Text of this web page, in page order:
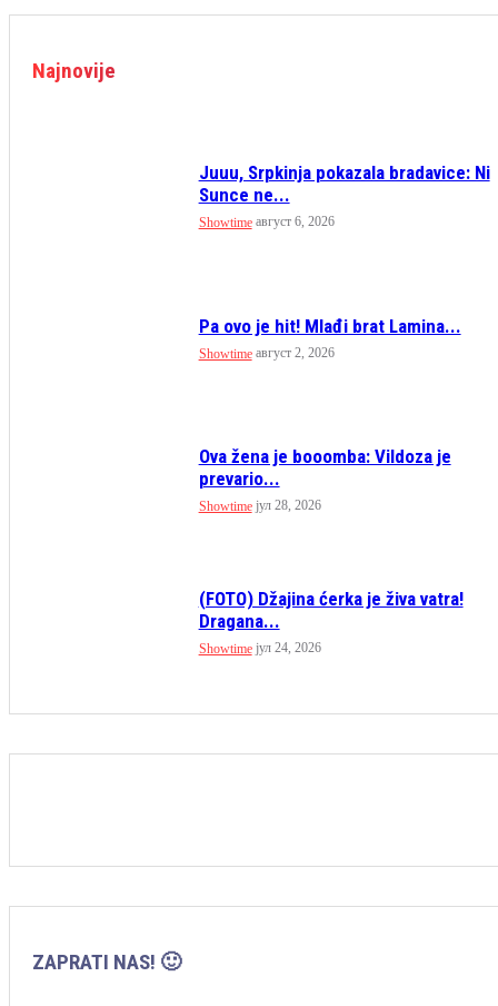
Najnovije
Juuu, Srpkinja pokazala bradavice: Ni
Sunce ne...
Showtime август 6, 2026
Pa ovo je hit! Mlađi brat Lamina...
Showtime август 2, 2026
Ova žena je booomba: Vildoza je
prevario...
Showtime јул 28, 2026
(FOTO) Džajina ćerka je živa vatra!
Dragana...
Showtime јул 24, 2026
ZAPRATI NAS! 🙂